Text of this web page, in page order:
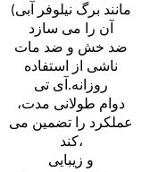
مانند برگ نیلوفر آبی)
آن را می سازد
ضد خش و ضد مات
ناشی از استفاده
روزانه.آی تی
دوام طولانی مدت،
عملکرد را تضمین می
کند،
و زیبایی